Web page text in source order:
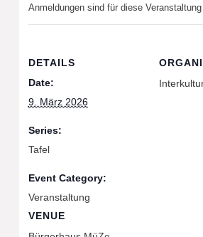
DETAILS
Date:
9. März 2026
Series:
Tafel
Event Category:
Veranstaltung
VENUE
Anmeldungen sind für diese